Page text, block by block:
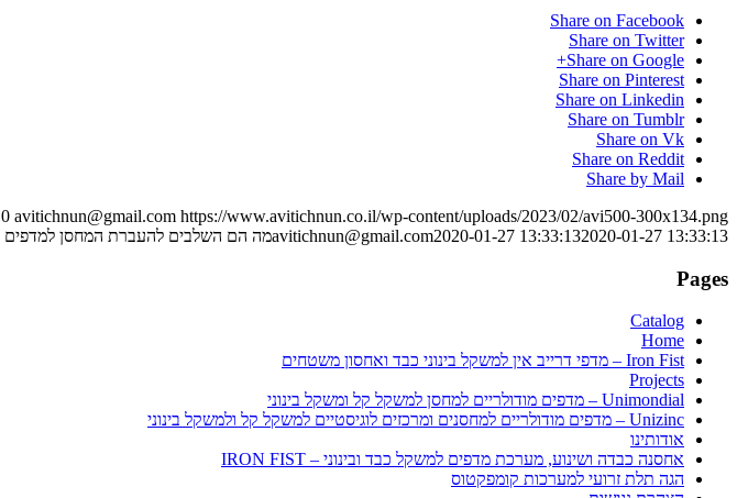
Share on Facebook
Share on Twitter
Share on Google+
Share on Pinterest
Share on Linkedin
Share on Tumblr
Share on Vk
Share on Reddit
Share by Mail
0 avitichnun@gmail.com https://www.avitichnun.co.il/wp-content/uploads/2023/02/avi500-300x134.png
avitichnun@gmail.com2020-01-27 13:33:132020-01-27 13:33:13 מה הם השלבים להעברת המחסן למדפים
Pages
Catalog
Home
Iron Fist – מדפי דרייב אין למשקל בינוני כבד ואחסון משטחים
Projects
Unimondial – מדפים מודולריים למחסן למשקל קל ומשקל בינוני
Unizinc – מדפים מודולריים למחסנים ומרכזים לוגיסטיים למשקל קל ולמשקל בינוני
אודותינו
אחסנה כבדה ושינוע, מערכת מדפים למשקל כבד ובינוני – IRON FIST
הגה תלת זרועי למערכות קומפקטוס